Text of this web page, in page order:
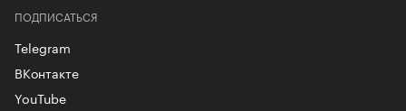
ПОДПИСАТЬСЯ
Telegram
ВКонтакте
YouTube